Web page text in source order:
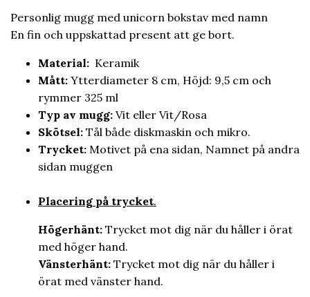
Personlig mugg med unicorn bokstav med namn
En fin och uppskattad present att ge bort.
Material: Keramik
Mått: Ytterdiameter 8 cm, Höjd: 9,5 cm och
rymmer 325 ml
Typ av mugg: Vit eller Vit/Rosa
Skötsel: Tål både diskmaskin och mikro.
Trycket: Motivet på ena sidan, Namnet på andra
sidan muggen
Placering på trycket.
Högerhänt: Trycket mot dig när du håller i örat
med höger hand.
Vänsterhänt: Trycket mot dig när du håller i
örat med vänster hand.